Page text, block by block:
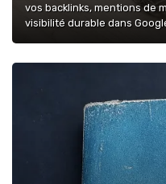
vos backlinks, mentions de
visibilité durable dans